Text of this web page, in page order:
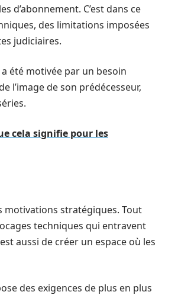
d’abonnement. C’est dans ce
des limitations imposées
judiciaires.
a été motivée par un besoin
l’image de son prédécesseur,
cela signifie pour les
motivations stratégiques. Tout
techniques qui entravent
aussi de créer un espace où les
des exigences de plus en plus